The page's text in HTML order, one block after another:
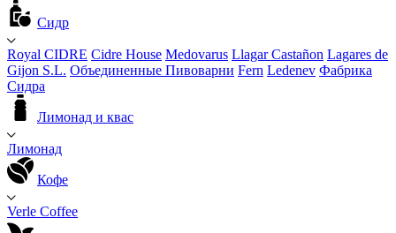
Сидр
Royal CIDRE Cidre House Medovarus Llagar Castañon Lagares de
Gijon S.L. Объединенные Пивоварни Fern Ledenev Фабрика
Сидра
Лимонад и квас
Лимонад
Кофе
Verle Coffee